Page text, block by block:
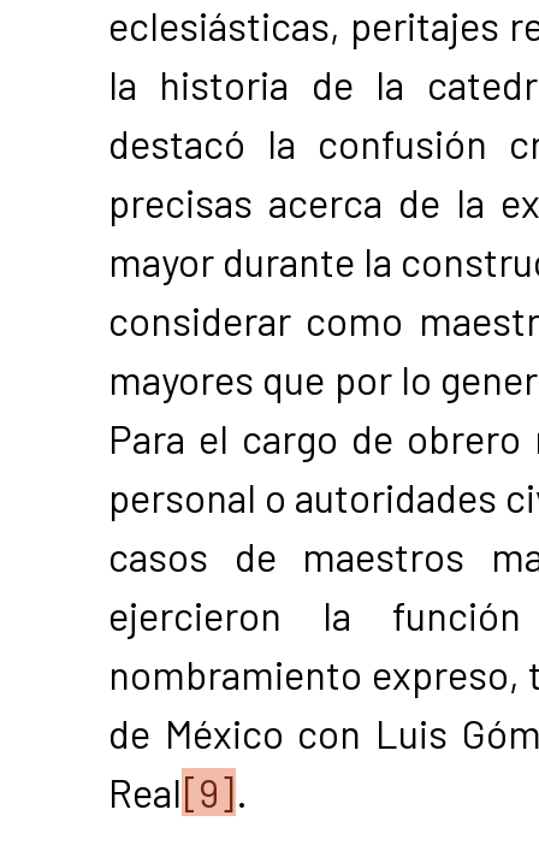
eclesiásticas, peritajes
la historia de la
destacó la confusión
precisas acerca de la
mayor durante la
considerar como
mayores que por lo
Para el cargo de
personal o autoridades
casos de maestros
ejercieron la
nombramiento expreso,
de México con Luis
Real[9].